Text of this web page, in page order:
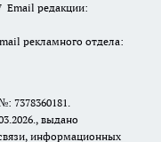
Email редакции:
рекламного отдела:
7378360181.
выдано
информационных